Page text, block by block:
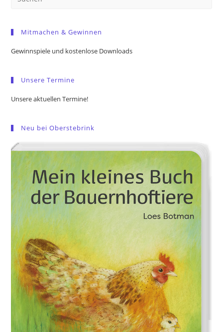
Mitmachen & Gewinnen
Gewinnspiele und kostenlose Downloads
Unsere Termine
Unsere aktuellen Termine!
Neu bei Oberstebrink